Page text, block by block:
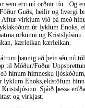
sem eru nú orðnir tíu. Og
Guðs, heilir og hvergi
virkjum við þá með
úr lyklum Enoks,
orkunni og
kærleikan kærleikan.
þannig að þeir séu nú
til Móður/Föður
hinum himnesku
Enoks,eldstöfum
Sjáið þessa
og virkjast.